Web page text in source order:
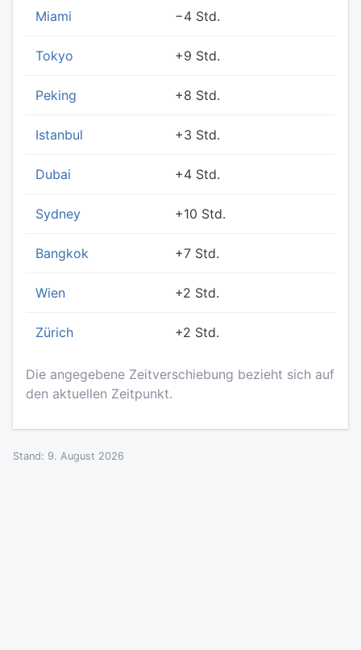
Miami −4 Std.
Tokyo +9 Std.
Peking +8 Std.
Istanbul +3 Std.
Dubai +4 Std.
Sydney +10 Std.
Bangkok +7 Std.
Wien +2 Std.
Zürich +2 Std.
Die angegebene Zeitverschiebung bezieht sich auf
den aktuellen Zeitpunkt.
Stand: 9. August 2026